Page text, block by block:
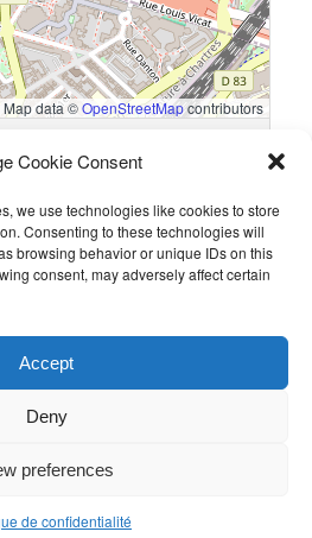
Cookie Consent
we use technologies like cookies to store
Consenting to these technologies will
browsing behavior or unique IDs on this
consent, may adversely affect certain
Accept
Deny
preferences
de confidentialité
Map data ©OpenStreetMapcontributors
Goals
3
Guillaume PETIT. Mettez-le en favori
de confidentialité